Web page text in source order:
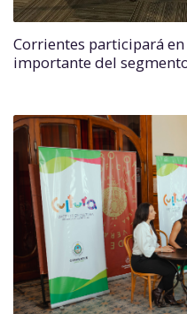
Corrientes participará
importante del